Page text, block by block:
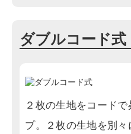
ダブルコード式
２枚の生地をコード
プ。２枚の生地を別